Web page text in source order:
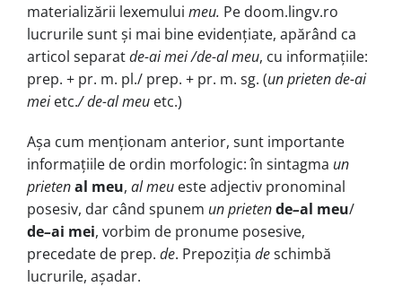
materializării lexemului meu. Pe doom.lingv.ro
lucrurile sunt și mai bine evidențiate, apărând ca
articol separatde-ai mei /de-al meu, cu informațiile:
prep. + pr. m. pl./ prep. + pr. m. sg. (un prieten de-ai
mei etc./ de-al meu etc.)
Așa cum menționam anterior, sunt importante
informațiile de ordin morfologic: în sintagma un
prietenal meu, al meu este adjectiv pronominal
posesiv, dar când spunem un prietende–al meu/
de–ai mei, vorbim de pronume posesive,
precedate de prep. de. Prepoziția deschimbă
lucrurile, așadar.